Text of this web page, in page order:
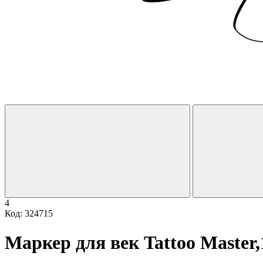
4
Код: 324715
Маркер для век Tattoo